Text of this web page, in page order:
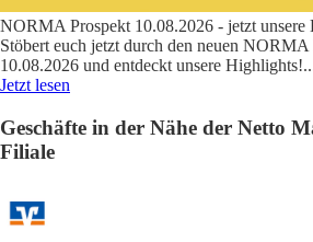
NORMA Prospekt 10.08.2026 - jetzt unsere
Stöbert euch jetzt durch den neuen NORMA
10.08.2026 und entdeckt unsere Highlights!
Jetzt lesen
Geschäfte in der Nähe der Netto
Filiale